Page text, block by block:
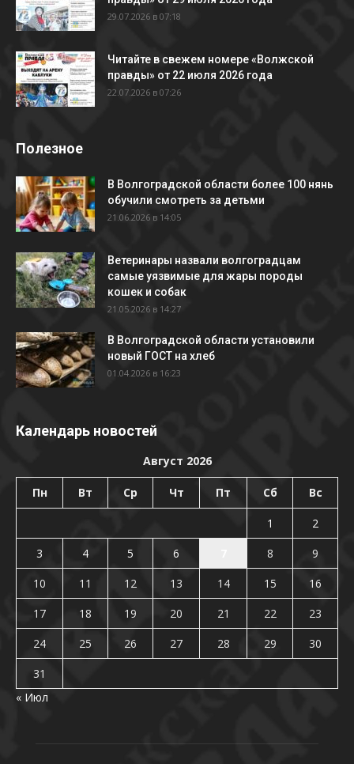
29.07.2026 в 07:18
Читайте в свежем номере «Волжской
правды» от 22 июля 2026 года
22.07.2026 в 07:26
Полезное
В Волгоградской области более 100 нянь
обучили смотреть за детьми
21.06.2026 в 14:05
Ветеринары назвали волгоградцам
самые уязвимые для жары породы
кошек и собак
21.05.2026 в 14:27
В Волгоградской области установили
новый ГОСТ на хлеб
01.04.2026 в 16:23
Календарь новостей
Август 2026
Пн Вт Ср Чт Пт Сб Вс
1
2
3
4 5 6 8
9
10
11 12 13 14 15
16
17
18 19 20 21 22
23
24
25 26 27 28 29
30
31
« Июл